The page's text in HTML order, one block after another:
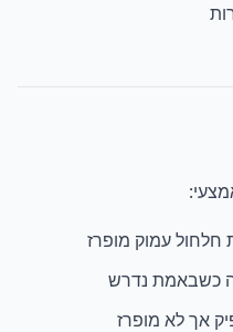
חלחול עמוק מופרז
כשבאמת נדרש
אך לא מופרז